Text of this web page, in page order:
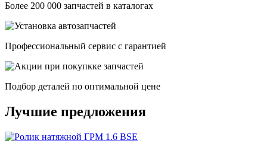
Более 200 000 запчастей в каталогах
Профессиональный сервис с гарантией
Подбор деталей по оптимальной цене
Лучшие предложения